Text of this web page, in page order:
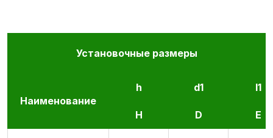
Установочные размеры
Наименование
h d1 l1
H D E